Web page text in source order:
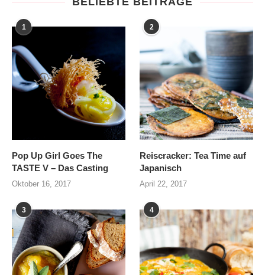
1
Pop Up Girl Goes The
TASTE V – Das Casting
Oktober 16, 2017
2
Reiscracker: Tea Time auf
Japanisch
April 22, 2017
3 4